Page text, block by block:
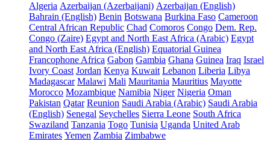
Algeria Azerbaijan (Azerbaijani) Azerbaijan (English)
Bahrain (English) Benin Botswana Burkina Faso Cameroon
Central African Republic Chad Comoros Congo Dem. Rep.
Congo (Zaire) Egypt and North East Africa (Arabic) Egypt
and North East Africa (English) Equatorial Guinea
Francophone Africa Gabon Gambia Ghana Guinea Iraq Israel
Ivory Coast Jordan Kenya Kuwait Lebanon Liberia Libya
Madagascar Malawi Mali Mauritania Mauritius Mayotte
Morocco Mozambique Namibia Niger Nigeria Oman
Pakistan Qatar Reunion Saudi Arabia (Arabic) Saudi Arabia
(English) Senegal Seychelles Sierra Leone South Africa
Swaziland Tanzania Togo Tunisia Uganda United Arab
Emirates Yemen Zambia Zimbabwe